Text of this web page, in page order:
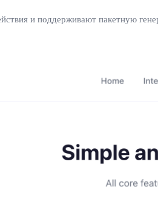
и поддерживают пакетную